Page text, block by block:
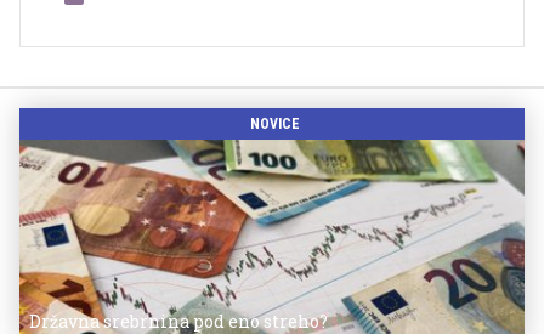
NOVICE
Državna srebrnina pod eno streho?